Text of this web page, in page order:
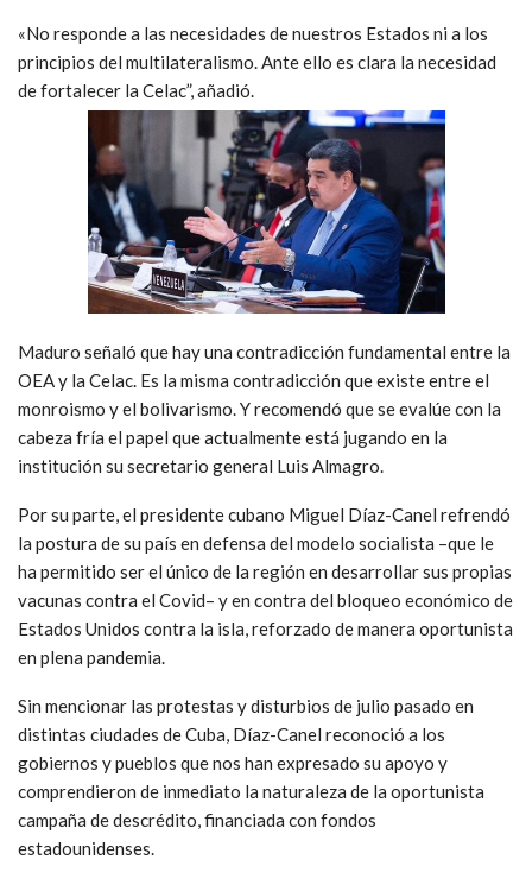
«No responde a las necesidades de nuestros Estados ni a los
principios del multilateralismo. Ante ello es clara la necesidad
de fortalecer la Celac”, añadió.
Maduro señaló que hay una contradicción fundamental entre la
OEA y la Celac. Es la misma contradicción que existe entre el
monroismo y el bolivarismo. Y recomendó que se evalúe con la
cabeza fría el papel que actualmente está jugando en la
institución su secretario general Luis Almagro.
Por su parte, el presidente cubano Miguel Díaz-Canel refrendó
la postura de su país en defensa del modelo socialista –que le
ha permitido ser el único de la región en desarrollar sus propias
vacunas contra el Covid– y en contra del bloqueo económico de
Estados Unidos contra la isla, reforzado de manera oportunista
en plena pandemia.
Sin mencionar las protestas y disturbios de julio pasado en
distintas ciudades de Cuba, Díaz-Canel reconoció a los
gobiernos y pueblos que nos han expresado su apoyo y
comprendieron de inmediato la naturaleza de la oportunista
campaña de descrédito, financiada con fondos
estadounidenses.